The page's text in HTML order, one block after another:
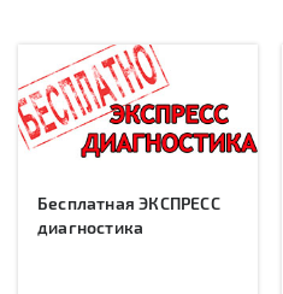
Бесплатная ЭКСПРЕСС
диагностика